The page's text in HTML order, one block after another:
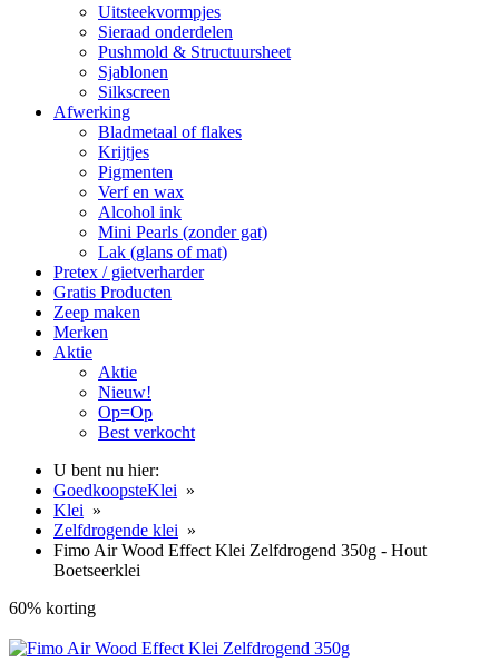
Uitsteekvormpjes
Sieraad onderdelen
Pushmold & Structuursheet
Sjablonen
Silkscreen
Afwerking
Bladmetaal of flakes
Krijtjes
Pigmenten
Verf en wax
Alcohol ink
Mini Pearls (zonder gat)
Lak (glans of mat)
Pretex / gietverharder
Gratis Producten
Zeep maken
Merken
Aktie
Aktie
Nieuw!
Op=Op
Best verkocht
U bent nu hier:
GoedkoopsteKlei »
Klei »
Zelfdrogende klei »
Fimo Air Wood Effect Klei Zelfdrogend 350g - Hout
Boetseerklei
60% korting